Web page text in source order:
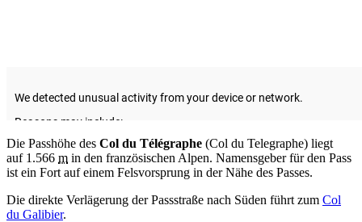
Die Passhöhe des Col du Télégraphe (Col du Telegraphe) liegt
auf 1.566 m in den französischen Alpen. Namensgeber für den Pass
ist ein Fort auf einem Felsvorsprung in der Nähe des Passes.
Die direkte Verlägerung der Passstraße nach Süden führt zum Col
du Galibier.